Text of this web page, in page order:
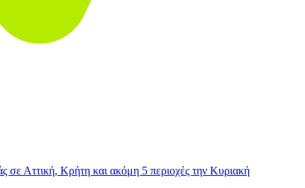
σε Αττική, Κρήτη και ακόμη 5 περιοχές την Κυριακή